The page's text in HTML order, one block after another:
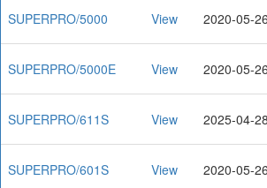
SUPERPRO/5000 View 2020-05-
SUPERPRO/5000E View 2020-05-
SUPERPRO/611S View 2025-04-
SUPERPRO/601S View 2020-05-